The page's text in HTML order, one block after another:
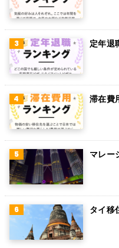
パラグアイ
アラブ首長国
スウェーデン
ペルー
ボリビア
カンボジア
オーストリア
ロシア
ミャンマー
アイルランド
定年退
滞在費
マレー
タイ移